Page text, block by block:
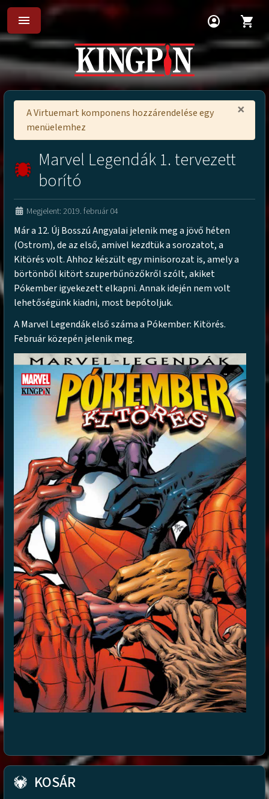
menu account_circle shopping_cart
×
A Virtuemart komponens hozzárendelése egy
menüelemhez
Marvel Legendák 1. tervezett
borító
Megjelent: 2019. február 04
Már a 12. Új Bosszú Angyalai jelenik meg a jövő héten
(Ostrom), de az első, amivel kezdtük a sorozatot, a
Kitörés volt. Ahhoz készült egy minisorozat is, amely a
börtönből kitört szuperbűnözőkről szólt, akiket
Pókember igyekezett elkapni. Annak idején nem volt
lehetőségünk kiadni, most bepótoljuk.
A Marvel Legendák első száma a Pókember: Kitörés.
Február közepén jelenik meg.
KOSÁR